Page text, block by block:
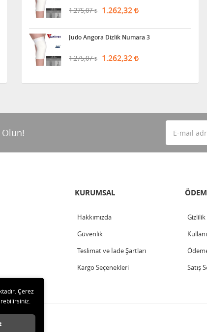
1.275,07 1.262,32
Judo Angora Dizlik Numara 3
1.275,07 1.262,32
KURUMSAL
Hakkımızda
Güvenlik
Teslimat ve İade Şartları
Kargo Seçenekleri
Gizlilik
Satış
saklıdır.
Çerez